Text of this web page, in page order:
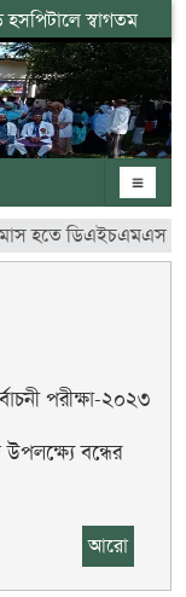
স্বাগতম
ডিএইচএমএস কোর্সে
পরীক্ষা-২০২৩
বন্ধের
আরো